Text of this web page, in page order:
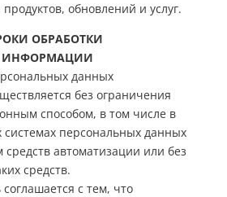
обновлений и услуг.
ОБРАБОТКИ
ИНФОРМАЦИИ
данных
без ограничения
способом, в том числе в
персональных данных
средств автоматизации или без
средств.
с тем, что